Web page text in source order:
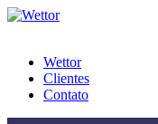
Wettor
Clientes
Contato